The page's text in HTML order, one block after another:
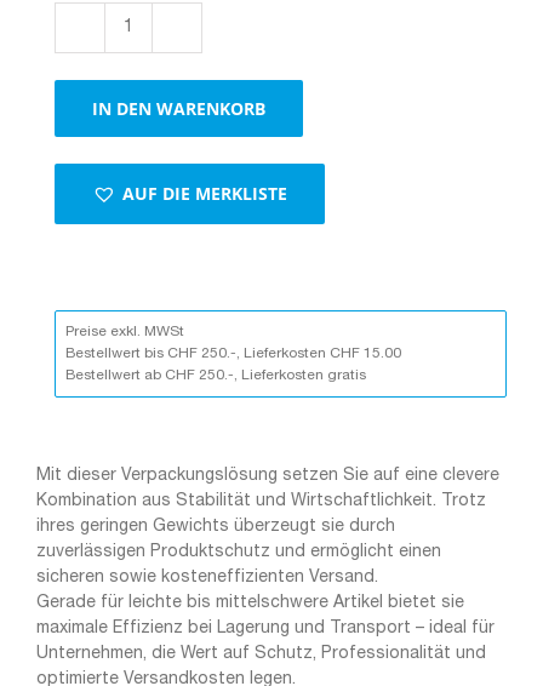
C6/5
Menge
IN DEN WARENKORB
AUF DIE MERKLISTE
Preise exkl. MWSt
Bestellwert bis CHF 250.-, Lieferkosten CHF 15.00
Bestellwert ab CHF 250.-, Lieferkosten gratis
Mit dieser Verpackungslösung setzen Sie auf eine clevere
Kombination aus Stabilität und Wirtschaftlichkeit. Trotz
ihres geringen Gewichts überzeugt sie durch
zuverlässigen Produktschutz und ermöglicht einen
sicheren sowie kosteneffizienten Versand.
Gerade für leichte bis mittelschwere Artikel bietet sie
maximale Effizienz bei Lagerung und Transport – ideal für
Unternehmen, die Wert auf Schutz, Professionalität und
optimierte Versandkosten legen.